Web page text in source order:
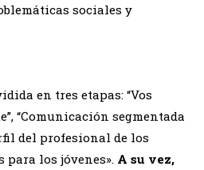
sociales y
en tres etapas: “Vos
“Comunicación segmentada
del profesional de los
para los jóvenes». A su vez,